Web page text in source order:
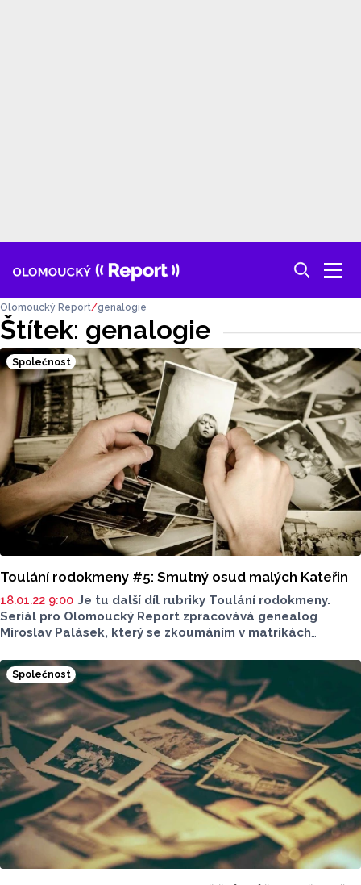
Štítek: genalogie
Olomoucký Report genalogie
Společnost
Toulání rodokmeny #5: Smutný osud malých Kateřin
18.01.22 9:00 Je tu další díl rubriky Toulání rodokmeny.
Seriál pro Olomoucký Report zpracovává genealog
Miroslav Palásek, který se zkoumáním v matrikách
měsíčně o svá patrání a objevy podělí s vámi.
Společnost